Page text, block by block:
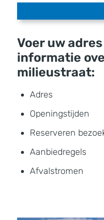
Voer uw
informatie
milieustraat:
Adres
Openingstijden
Reserveren
Aanbiedregels
Afvalstromen